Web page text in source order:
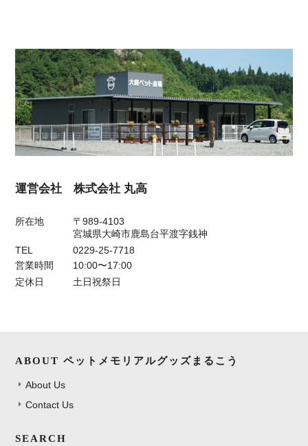
運営会社 株式会社 丸高
所在地
〒989-4103
宮城県大崎市鹿島台平渡字銭神
TEL
0229-25-7718
営業時間
10:00〜17:00
定休日
土日祝祭日
ABOUT ペットメモリアルグッズまるこう
About Us
Contact Us
SEARCH